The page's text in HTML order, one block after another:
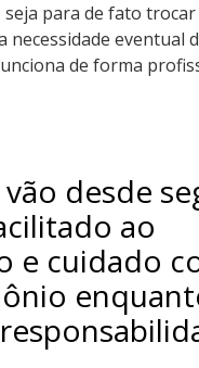
seja para de fato
necessidade eventual
de forma
desde
ao
e cuidado